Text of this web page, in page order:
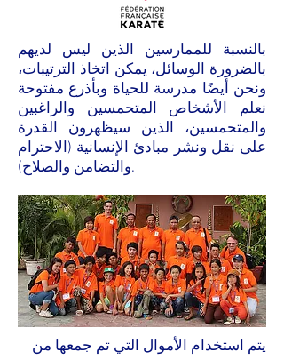
بالنسبة للممارسين الذين ليس لديهم
بالضرورة الوسائل، يمكن اتخاذ الترتيبات،
ونحن أيضًا مدرسة للحياة وبأذرع مفتوحة
نعلم الأشخاص المتحمسين والراغبين
والمتحمسين، الذين سيظهرون القدرة
على نقل ونشر مبادئ الإنسانية (الاحترام
والتضامن والصلاح).
يتم استخدام الأموال التي تم جمعها من